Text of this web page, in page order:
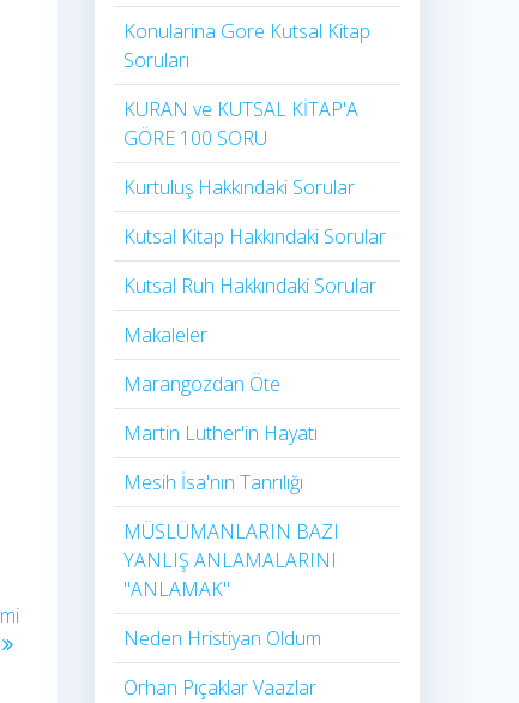
Konularina Gore Kutsal Kitap
Soruları
KURAN ve KUTSAL KİTAP'A
GÖRE 100 SORU
Kurtuluş Hakkındaki Sorular
Kutsal Kitap Hakkındaki Sorular
Kutsal Ruh Hakkındaki Sorular
Makaleler
Marangozdan Öte
Martin Luther'in Hayatı​
Mesih İsa'nın Tanrılığı​
MÜSLÜMANLARIN BAZI
YANLIŞ ANLAMALARINI
"ANLAMAK"
Neden Hristiyan Oldum​
Orhan Pıçaklar Vaazlar